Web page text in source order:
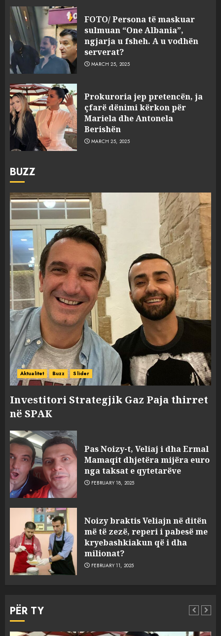
FOTO/ Persona të maskuar
sulmuan “One Albania”,
ngjarja u fsheh. A u vodhën
serverat?
MARCH 25, 2025
Prokuroria jep pretencën, ja
çfarë dënimi kërkon për
Mariela dhe Antonela
Berishën
MARCH 25, 2025
BUZZ
Aktualitet Buzz Slider
Investitori Strategjik Gaz Paja thirret
në SPAK
Pas Noizy-t, Veliaj i dha Ermal
Mamaqit dhjetëra mijëra euro
nga taksat e qytetarëve
FEBRUARY 18, 2025
Noizy braktis Veliajn në ditën
më të zezë, reperi i pabesë me
kryebashkiakun që i dha
milionat?
FEBRUARY 11, 2025
PËR TY
3
sulmuan “One Albania”,
ngjarja u fsheh. A u vodhën
serverat?
MARCH 25, 2025
MARCH 25, 2025